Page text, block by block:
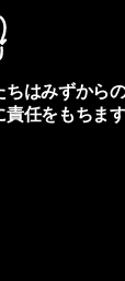
ちはみずから
任をもちます